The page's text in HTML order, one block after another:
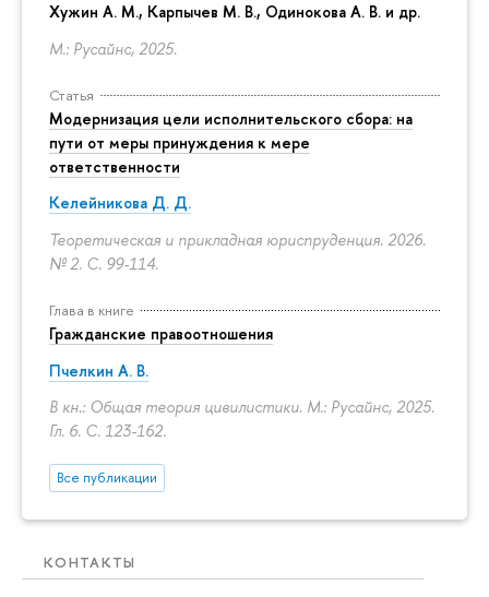
Хужин А. М., Карпычев М. В., Одинокова А. В. и др.
М.: Русайнс, 2025.
Статья
Модернизация цели исполнительского сбора: на
пути от меры принуждения к мере
ответственности
Келейникова Д. Д.
Теоретическая и прикладная юриспруденция. 2026.
№ 2. С. 99-114.
Глава в книге
Гражданские правоотношения
Пчелкин А. В.
В кн.: Общая теория цивилистики. М.: Русайнс, 2025.
Гл. 6. С. 123-162.
Все публикации
КОНТАКТЫ